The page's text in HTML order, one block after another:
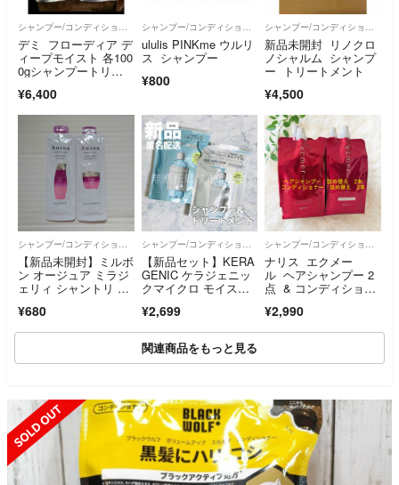
シャンプー/コンディショナーセット
デミ フローディア デ
ィープモイスト 各100
0gシャンプートリー
¥6,400
シャンプー/コンディショナーセット
ululis PINKme ウルリ
ス シャンプー
¥800
シャンプー/コンディショナーセット
新品未開封 リノクロ
ノシャルム シャンプ
ー トリートメント
¥4,500
シャンプー/コンディショナーセット
【新品未開封】ミルボ
ン オージュア ミラジ
ェリィ シャントリ 9
¥680
シャンプー/コンディショナーセット
【新品セット】KERA
GENIC ケラジェニッ
クマイクロ モイスト
トリートメント 詰め
替え
¥2,699
シャンプー/コンディショナーセット
ナリス エクメー
ル ヘアシャンプー 2
点 & コンディショナ
計4点
¥2,990
関連商品をもっと見る
SOLD OUT